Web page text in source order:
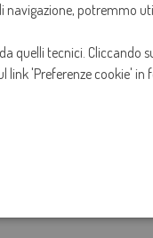
navigazione, potremmo
quelli tecnici. Cliccando
'Preferenze cookie' in
GESTIONE E